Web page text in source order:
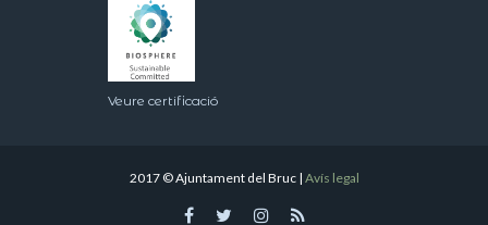
Veure certificació
2017 © Ajuntament del Bruc | Avís legal